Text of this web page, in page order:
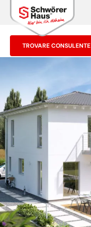
TROVARE CONSULENTE